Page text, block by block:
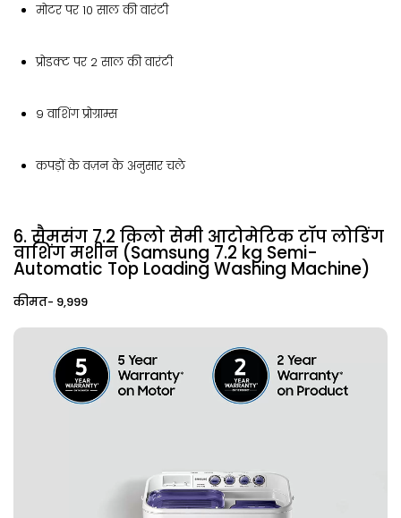
मोटर पर 10 साल की वारंटी
प्रोडक्ट पर 2 साल की वारंटी
9 वाशिंग प्रोग्राम्स
कपड़ों के वज़न के अनुसार चले
6. सैमसंग 7.2 किलो सेमी आटोमेटिक टॉप लोडिंग
वाशिंग मशीन (Samsung 7.2 kg Semi-
Automatic Top Loading Washing Machine)
कीमत- ₹9,999